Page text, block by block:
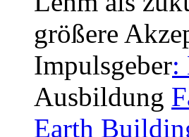
größere
Impulsgeber:
Ausbildung
Earth